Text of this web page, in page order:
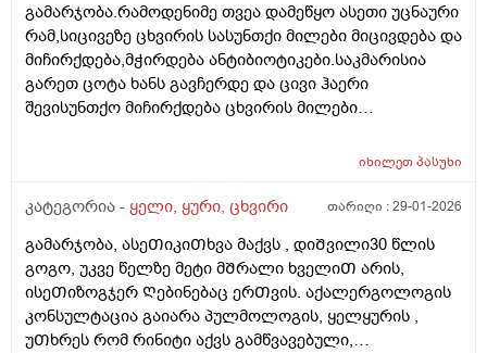
როდის არის სამკურნალო_სამედიცინო მიზნით
ცხვირი საოპერაციო გამრუდებისას და კიდევ,
გლანდებზე როდისაა ამოჭრის ჩვენება? დიდი
მადლობა!
გამარჯობა.რამოდენიმე თვეა დამეწყო ასეთი უცნაური
რამ,სიცივეზე ცხვირის სასუნთქი მილები მიცივდება და
მიჩირქდება,მჭირდება ანტიბიოტიკები.საკმარისია
გარეთ ცოტა ხანს გავჩერდე და ცივი ჰაერი
შევისუნთქო მიჩირქდება ცხვირის მილები
სიცხე 37,3 მდე.ეს არ არის გრიპის მაგვარი
მაქვს,ზოგჯერ სისხლის ჩამონადენიც.რა შეიძლება
მოვაგვარო.გმადლობთ.
იხილეთპასუხი
კატეგორია - ყელი, ყური, ცხვირი თარიღი :29-01-2026
გამარჯობა, ასეᲗიკიᲗხვა მაქვს , დიᲨვილი30 წლის
გოგო, უკვე წელზე მეტი მᲨრალი ხველიᲗ არის,
ისეᲗიზოგჯერ Ღებინებაც ერᲗვის. აქალერგოლოგის
კონსულტაცია გაიარა პულმოლოგის, ყელყურის ,
უᲗხრეს რომ რინიტი აქვს გამწვავებული,